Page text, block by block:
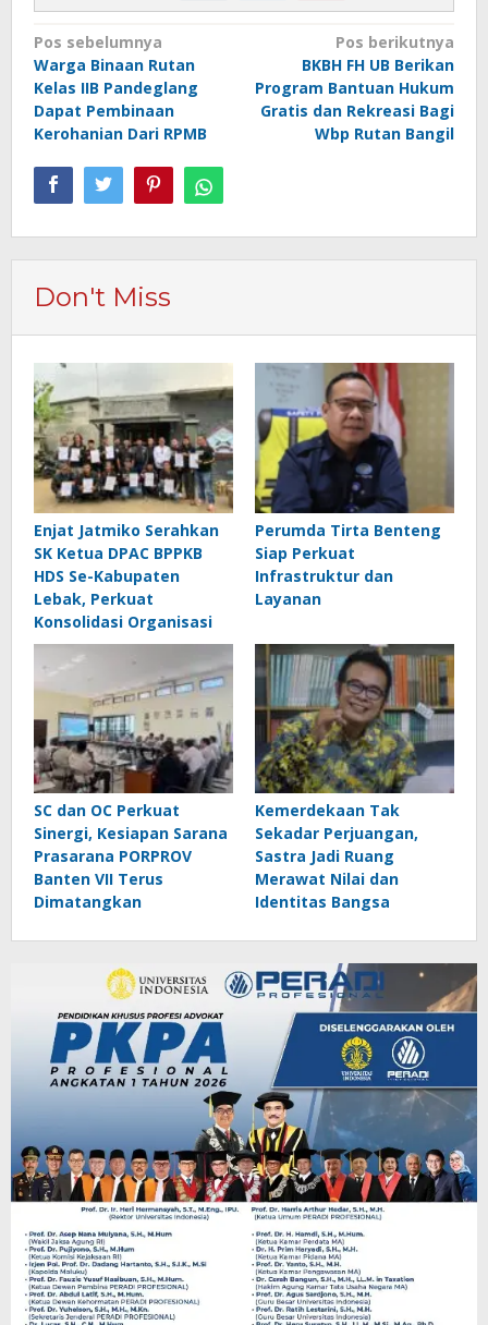
Navigasi
pos
Pos sebelumnya
Warga Binaan Rutan
Kelas IIB Pandeglang
Dapat Pembinaan
Kerohanian Dari RPMB
Pos berikutnya
BKBH FH UB Berikan
Program Bantuan Hukum
Gratis dan Rekreasi Bagi
Wbp Rutan Bangil
Don't Miss
Enjat Jatmiko Serahkan
SK Ketua DPAC BPPKB
HDS Se-Kabupaten
Lebak, Perkuat
Konsolidasi Organisasi
Perumda Tirta Benteng
Siap Perkuat
Infrastruktur dan
Layanan
SC dan OC Perkuat
Sinergi, Kesiapan Sarana
Prasarana PORPROV
Banten VII Terus
Dimatangkan
Kemerdekaan Tak
Sekadar Perjuangan,
Sastra Jadi Ruang
Merawat Nilai dan
Identitas Bangsa